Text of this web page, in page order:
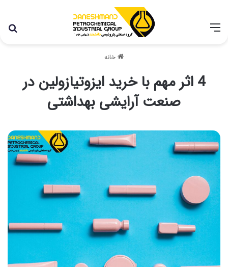
خانه
4 اثر مهم با خرید ایزوتیازولین در
صنعت آرایشی بهداشتی
با توجه به شرایط اخیر در کشور، مجموعه پتروشیمی دانشمند
همچنان با تمام توان در حال فعالیت می باشد.